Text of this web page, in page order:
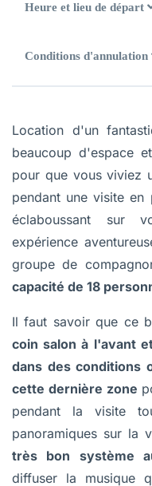
Heure et lieu de départ
Conditions d'annulation
Location d'un
beaucoup d'espace
pour que vous viviez
pendant une visite
éclaboussant sur
expérience
groupe de
capacité de 18
Il faut savoir que ce
coin salon à l'avant
dans des conditions
cette dernière zone
pendant la visite
panoramiques sur la
très bon système
diffuser la musique